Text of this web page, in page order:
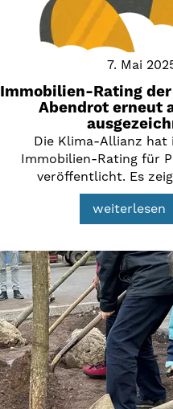
7. Mai
Immobilien-Rating
Abendrot erneut
Die Klima-Allianz hat
Immobilien-Rating für
veröffentlicht. Es
weiterlesen